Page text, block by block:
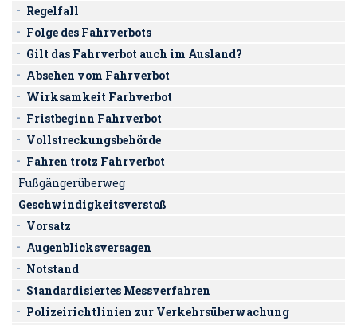
Regelfall
Folge des Fahrverbots
Gilt das Fahrverbot auch im Ausland?
Absehen vom Fahrverbot
Wirksamkeit Farhverbot
Fristbeginn Fahrverbot
Vollstreckungsbehörde
Fahren trotz Fahrverbot
Fußgängerüberweg
Geschwindigkeitsverstoß
Vorsatz
Augenblicksversagen
Notstand
Standardisiertes Messverfahren
Polizeirichtlinien zur Verkehrsüberwachung